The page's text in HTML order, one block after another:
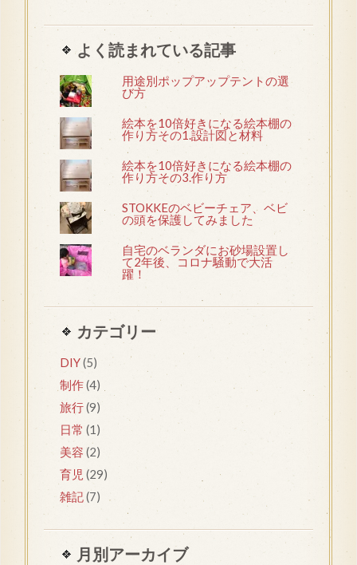
よく読まれている記事
用途別ポップアップテントの選
び方
絵本を10倍好きになる絵本棚の
作り方その1.設計図と材料
絵本を10倍好きになる絵本棚の
作り方その3.作り方
STOKKEのベビーチェア、ベビ
の頭を保護してみました
自宅のベランダにお砂場設置し
て2年後、コロナ騒動で大活
躍！
カテゴリー
DIY(5)
制作(4)
旅行(9)
日常 (1)
美容 (2)
育児 (29)
雑記(7)
月別アーカイブ